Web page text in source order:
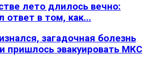
лето длилось вечно:
в том, как...
загадочная болезнь
пришлось эвакуировать МКС